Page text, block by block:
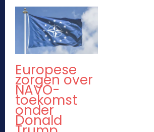
Europese
zorgen over
NAVO-
toekomst
onder
Donald